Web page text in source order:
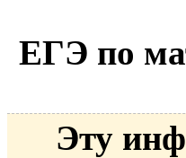
ЕГЭ по
Эту